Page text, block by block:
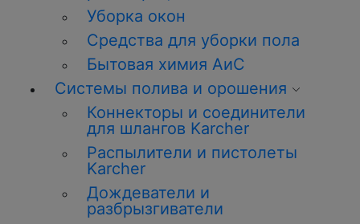
Уборка окон
Средства для уборки пола
Бытовая химия АиС
Системы полива и орошения
Коннекторы и соединители
для шлангов Karcher
Распылители и пистолеты
Karcher
Дождеватели и
разбрызгиватели